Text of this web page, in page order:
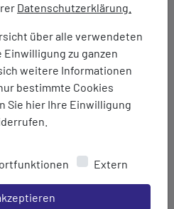
Datenschutzerklärung.
über alle verwendeten
Einwilligung zu ganzen
weitere Informationen
bestimmte Cookies
Sie hier Ihre Einwilligung
Extern
speichern für die Gruppe
für ein
Tragegefühl
Unterpronation